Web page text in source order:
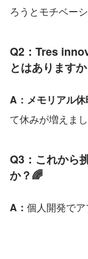
ろうとモチベー
Q2：Tres
とはあります
A：メモリアル
て休みが増えまし
Q3：これから
か？🌈
A： 個人開発でア